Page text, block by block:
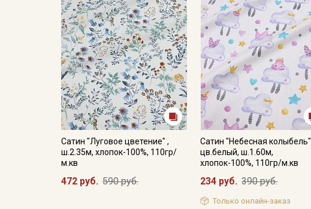
Сатин "Луговое цветение" ,
ш.2.35м, хлопок-100%, 110гр/
м.кв
472 руб. 590 руб.
Сатин "Небесная колыбель"
цв.белый, ш.1.60м,
хлопок-100%, 110гр/м.кв
234 руб. 390 руб.
Только онлайн-заказ